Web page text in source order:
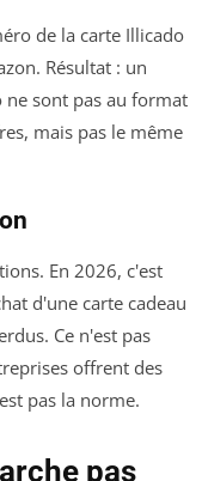
de la carte Illicado
Résultat : un
ne sont pas au format
mais pas le même
En 2026, c'est
d'une carte cadeau
Ce n'est pas
offrent des
pas la norme.
pas